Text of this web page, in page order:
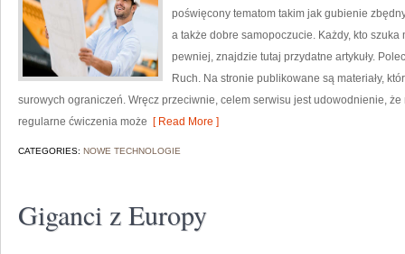
poświęcony tematom takim jak gubienie
a także dobre samopoczucie. Każdy, kto
pewniej, znajdzie tutaj przydatne artykuły.
Ruch. Na stronie publikowane są materiały,
surowych ograniczeń. Wręcz przeciwnie, celem serwisu jest udowodnienie,
regularne ćwiczenia może [ Read More ]
CATEGORIES: NOWE TECHNOLOGIE
Giganci z Europy